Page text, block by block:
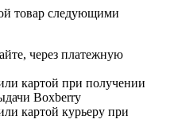
товар следующими
через платежную
картой при получении
Boxberry
картой курьеру при